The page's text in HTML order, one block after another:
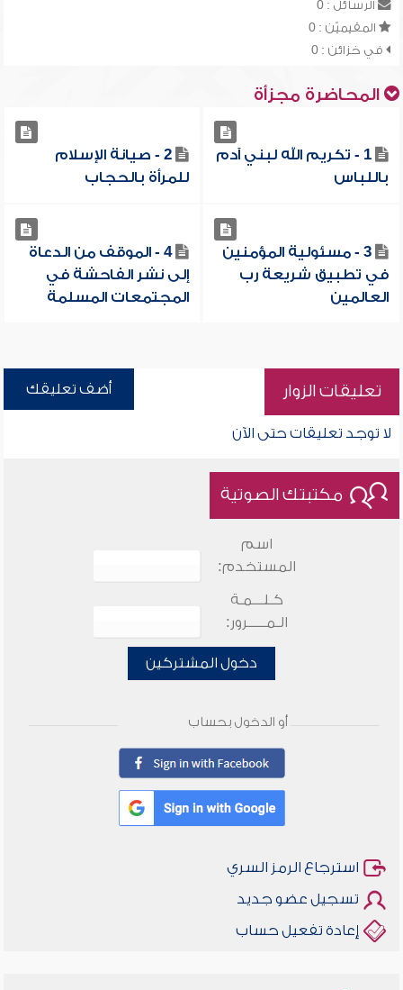
الرسائل : 0
المقيميّن : 0
في خزائن : 0
المحاضرة مجزأة
1 - تكريم الله لبني آدم
باللباس
2 - صيانة الإسلام
للمرأة بالحجاب
3 - مسئولية المؤمنين
في تطبيق شريعة رب
العالمين
4 - الموقف من الدعاة
إلى نشر الفاحشة في
المجتمعات المسلمة
تعليقات الزوار أضف تعليقك
لا توجد تعليقات حتى الآن
مكتبتك الصوتية
اسم
المستخدم:
كـلـــمـة
الـمـــــرور:
دخول المشتركين
أو الدخول بحساب
استرجاع الرمز السري
تسجيل عضو جديد
إعادة تفعيل حساب